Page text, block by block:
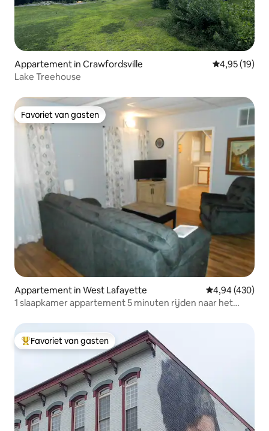
Appartement in Crawfordsville Gemiddelde
4,95 (19)
Lake Treehouse
Favoriet van gasten
Favoriet van gasten
Appartement in West Lafayette Gemiddelde
4,94 (430)
1 slaapkamer appartement 5 minuten rijden naar het
Topfavoriet van gasten
Favoriet van gasten